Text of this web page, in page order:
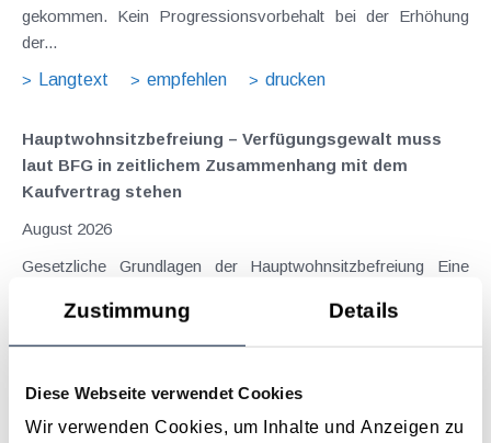
Zustimmung Details
Diese Webseite verwendet Cookies
Wir verwenden Cookies, um Inhalte und Anzeigen zu
gekommen. Kein Progressionsvorbehalt bei der Erhöhung
der...
Langtext
empfehlen drucken
Hauptwohnsitz​­befreiung – Verfügungsgewalt muss
laut BFG in zeitlichem Zusammenhang mit dem
Kaufvertrag stehen
August 2026
Gesetzliche Grundlagen der Hauptwohnsitzbefreiung Eine
regelmäßig anfallenden Immobilienertragsteuer (ImmoESt)
liegt dann vor, wenn die Voraussetzungen für die